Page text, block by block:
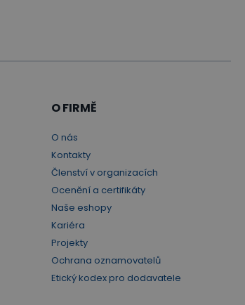
O FIRMĚ
O nás
Kontakty
Členství v organizacích
Ocenění a certifikáty
Naše eshopy
Kariéra
Projekty
Ochrana oznamovatelů
Etický kodex pro dodavatele